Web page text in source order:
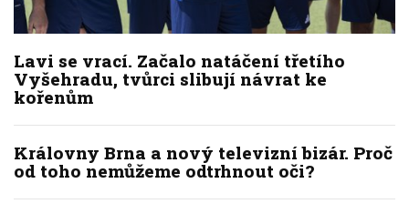
Lavi se vrací. Začalo natáčení třetího
Vyšehradu, tvůrci slibují návrat ke
kořenům
Královny Brna a nový televizní bizár. Proč
od toho nemůžeme odtrhnout oči?